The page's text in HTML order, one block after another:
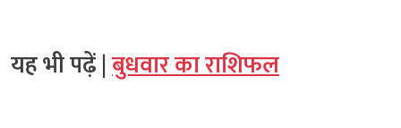
यह भी पढ़ें |बुधवार का राशिफल